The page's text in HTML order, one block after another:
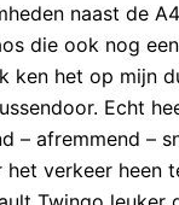
naast de
die ook nog
ken het op mijn
Echt
– afremmend –
verkeer heen